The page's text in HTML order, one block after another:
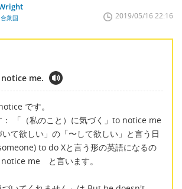
衆国 2019/05/16 22:16
me.
です。
： 「（私のこと）に気づく」to notice me
いて欲しい」の「〜して欲しい」と言う日
to do Xと言う形の英語になるの
me と言います。